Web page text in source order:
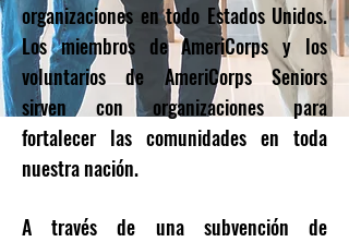
organizaciones en todo Estados Unidos.
Los miembros de AmeriCorps y los
voluntarios de AmeriCorps Seniors
sirven con organizaciones para
fortalecer las comunidades en toda
nuestra nación.
A través de una subvención de